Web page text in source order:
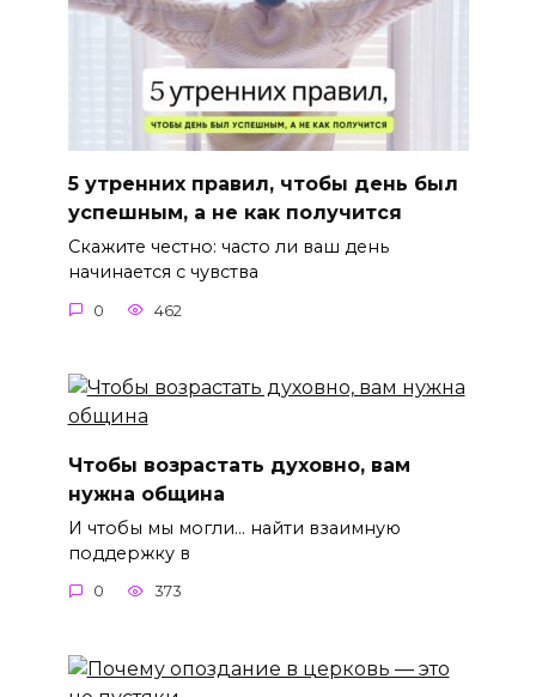
5 утренних правил, чтобы день был
успешным, а не как получится
Скажите честно: часто ли ваш день
начинается с чувства
0 462
Чтобы возрастать духовно, вам
нужна община
И чтобы мы могли… найти взаимную
поддержку в
0 373